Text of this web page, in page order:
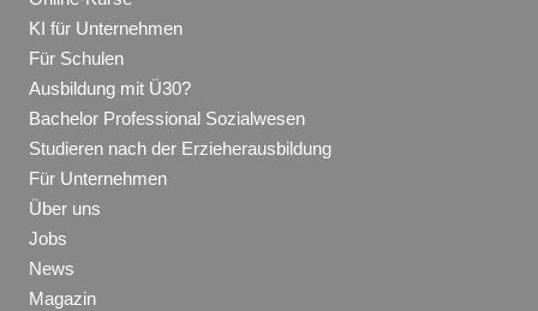
KI für Unternehmen
Für Schulen
Ausbildung mit Ü30?
Bachelor Professional Sozialwesen
Studieren nach der Erzieherausbildung
Für Unternehmen
Über uns
Jobs
News
Magazin